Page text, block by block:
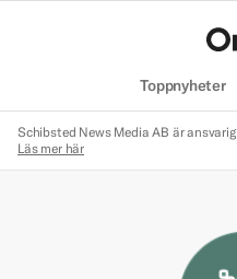
Toppnyheter
Schibsted News Media AB är
Läs mer här